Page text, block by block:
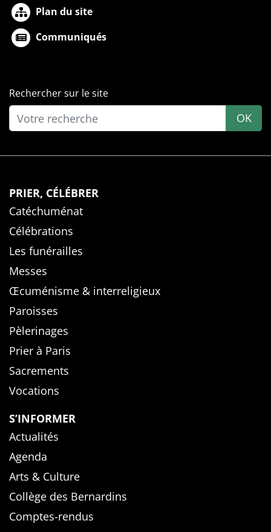
Plan du site
Communiqués
Rechercher sur le site
OK
PRIER, CÉLÉBRER
Catéchuménat
Célébrations
Les funérailles
Messes
Œcuménisme & interreligieux
Paroisses
Pèlerinages
Prier à Paris
Sacrements
Vocations
S’INFORMER
Actualités
Agenda
Arts & Culture
Collège des Bernardins
Comptes-rendus